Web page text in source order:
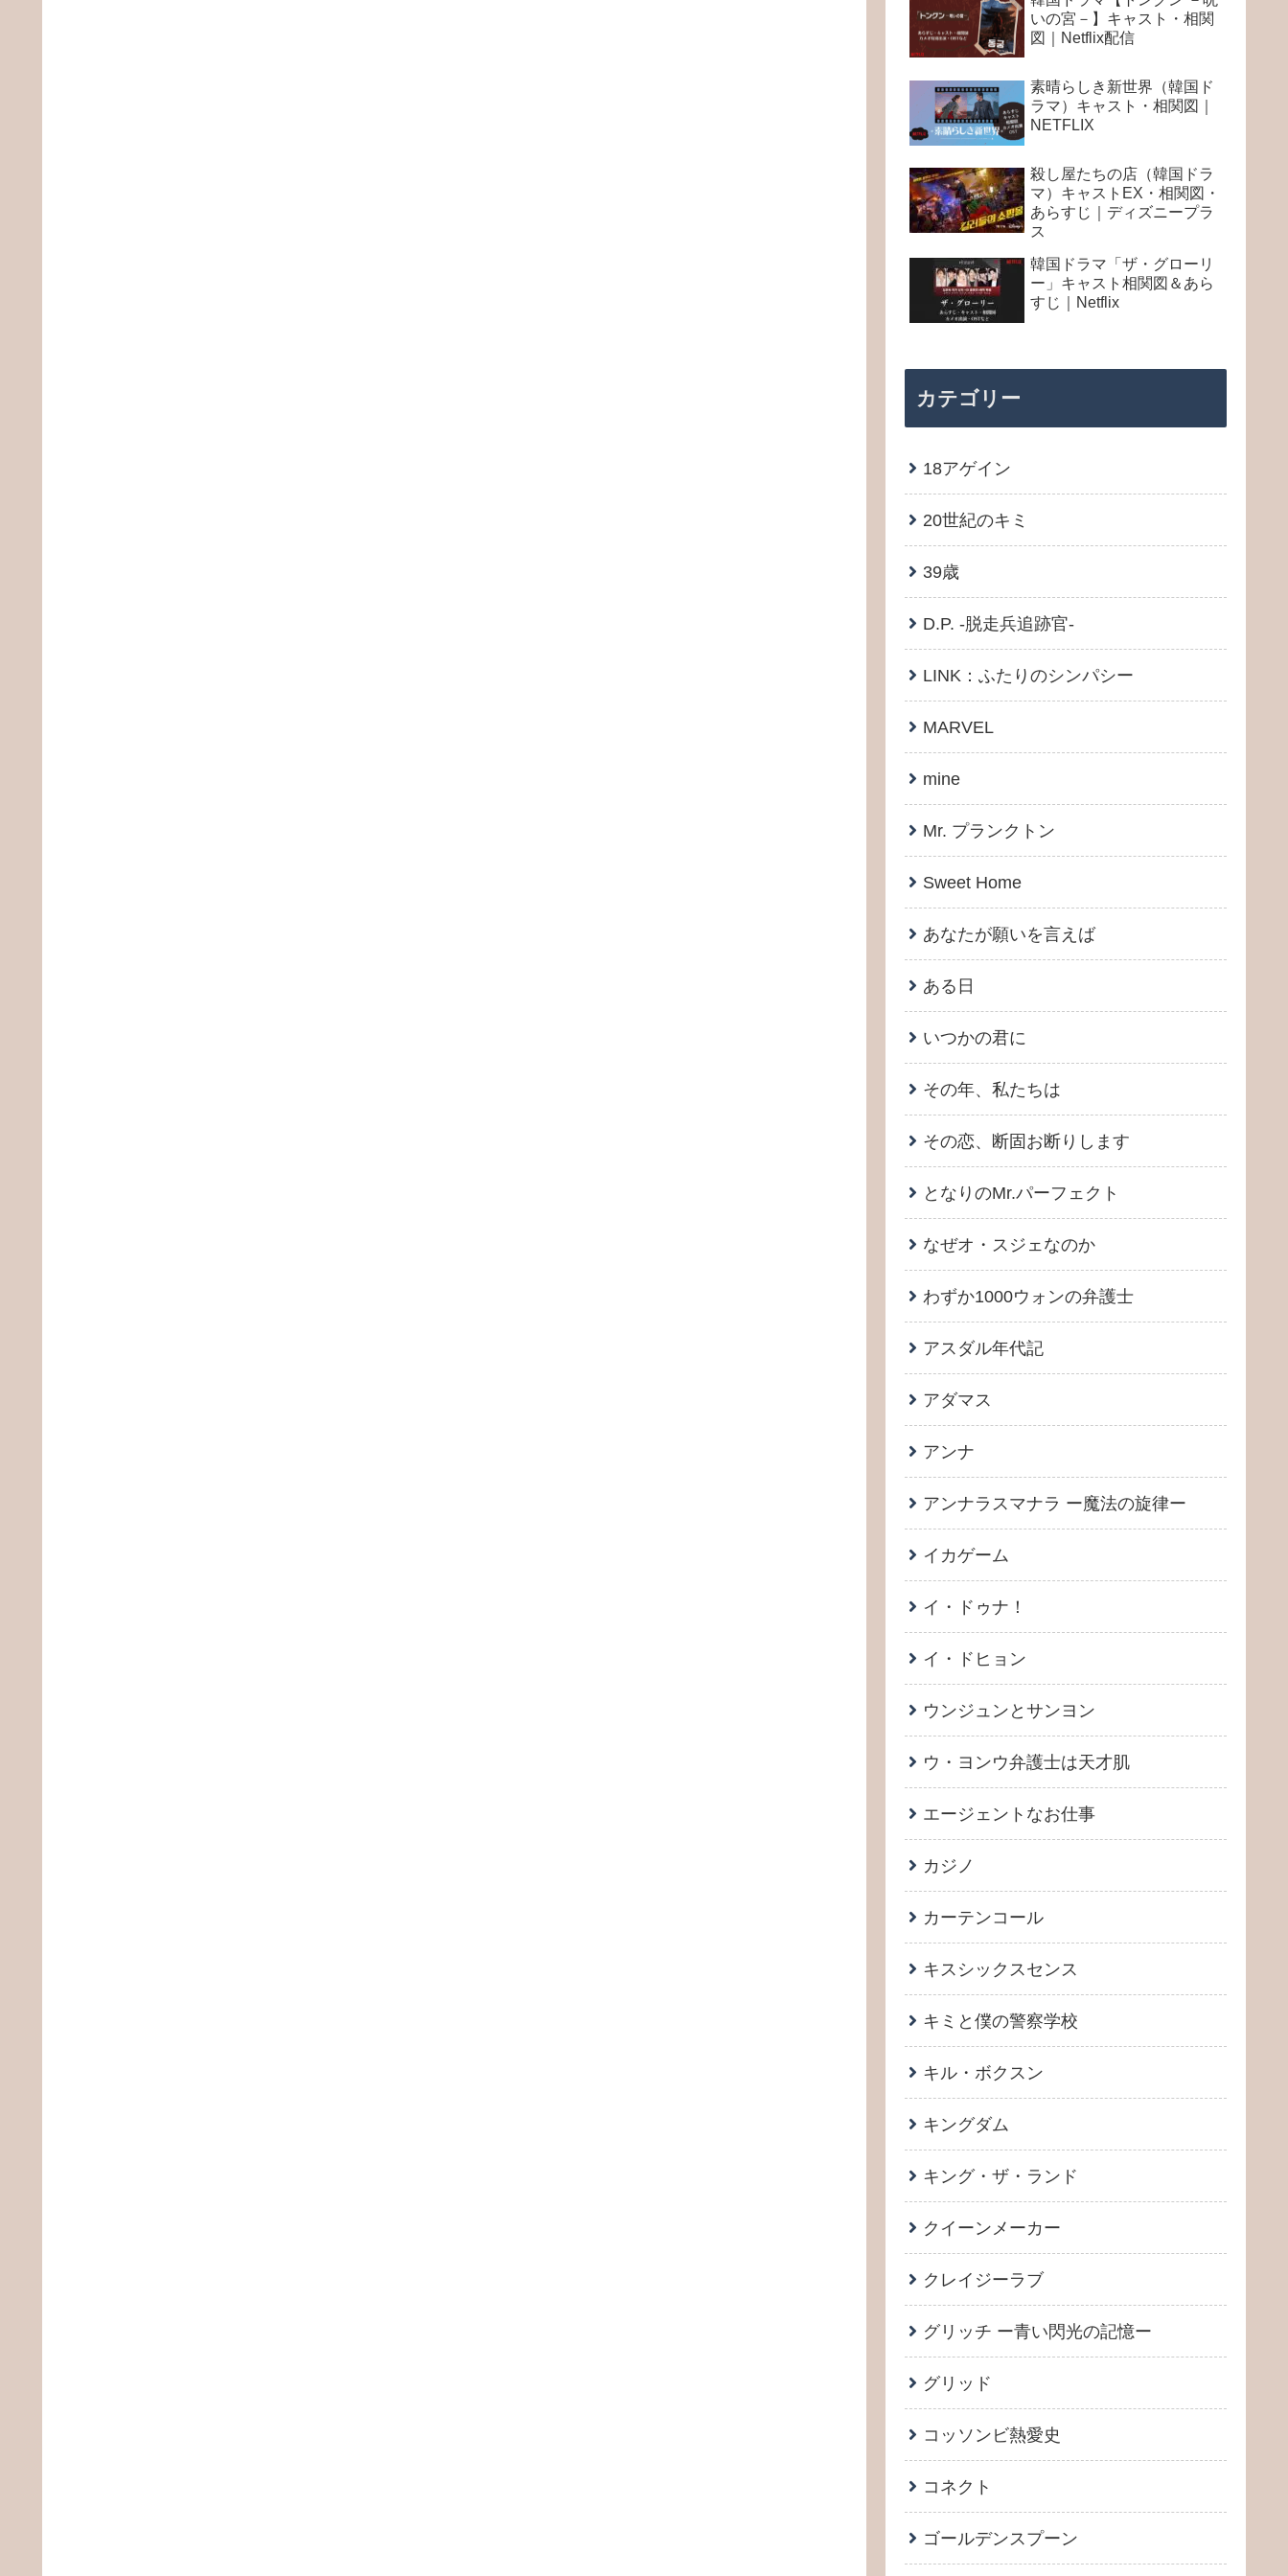
いの宮－】キャスト・相関
図｜Netflix配信
素晴らしき新世界（韓国ド
ラマ）キャスト・相関図｜
NETFLIX
殺し屋たちの店（韓国ドラ
マ）キャストEX・相関図・
あらすじ｜ディズニープラ
ス
韓国ドラマ「ザ・グローリ
ー」キャスト相関図＆あら
すじ｜Netflix
カテゴリー
18アゲイン
20世紀のキミ
39歳
D.P. -脱走兵追跡官-
LINK：ふたりのシンパシー
MARVEL
mine
Mr. プランクトン
Sweet Home
あなたが願いを言えば
ある日
いつかの君に
その年、私たちは
その恋、断固お断りします
となりのMr.パーフェクト
なぜオ・スジェなのか
わずか1000ウォンの弁護士
アスダル年代記
アダマス
アンナ
アンナラスマナラ ー魔法の旋律ー
イカゲーム
イ・ドゥナ！
イ・ドヒョン
ウンジュンとサンヨン
ウ・ヨンウ弁護士は天才肌
エージェントなお仕事
カジノ
カーテンコール
キスシックスセンス
キミと僕の警察学校
キル・ボクスン
キングダム
キング・ザ・ランド
クイーンメーカー
クレイジーラブ
グリッチ ー青い閃光の記憶ー
グリッド
コッソンビ熱愛史
コネクト
ゴールデンスプーン